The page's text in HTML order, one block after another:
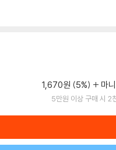
1,670원 (5%) 마
5만원 이상 구매 시 2